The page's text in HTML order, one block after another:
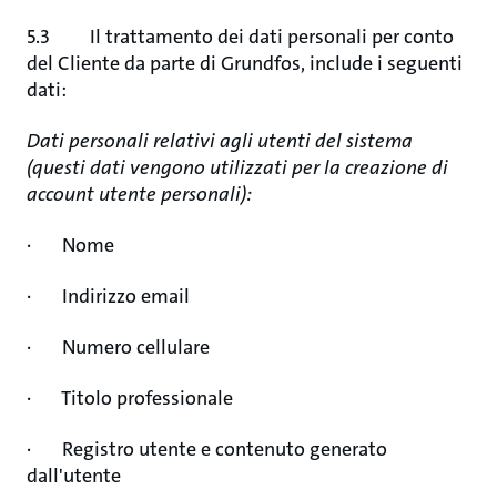
5.3 Il trattamento dei dati personali per conto
del Cliente da parte di Grundfos, include i seguenti
dati:
Dati personali relativi agli utenti del sistema
(questi dati vengono utilizzati per la creazione di
account utente personali):
· Nome
· Indirizzo email
· Numero cellulare
· Titolo professionale
· Registro utente e contenuto generato
dall'utente